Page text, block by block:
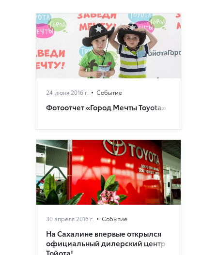
24 июня 2016 г. Событие
Фотоотчет «Город Мечты Toyota»
30 апреля 2016 г. Событие
На Сахалине впервые открылся
официальный дилерский центр
Тойота!